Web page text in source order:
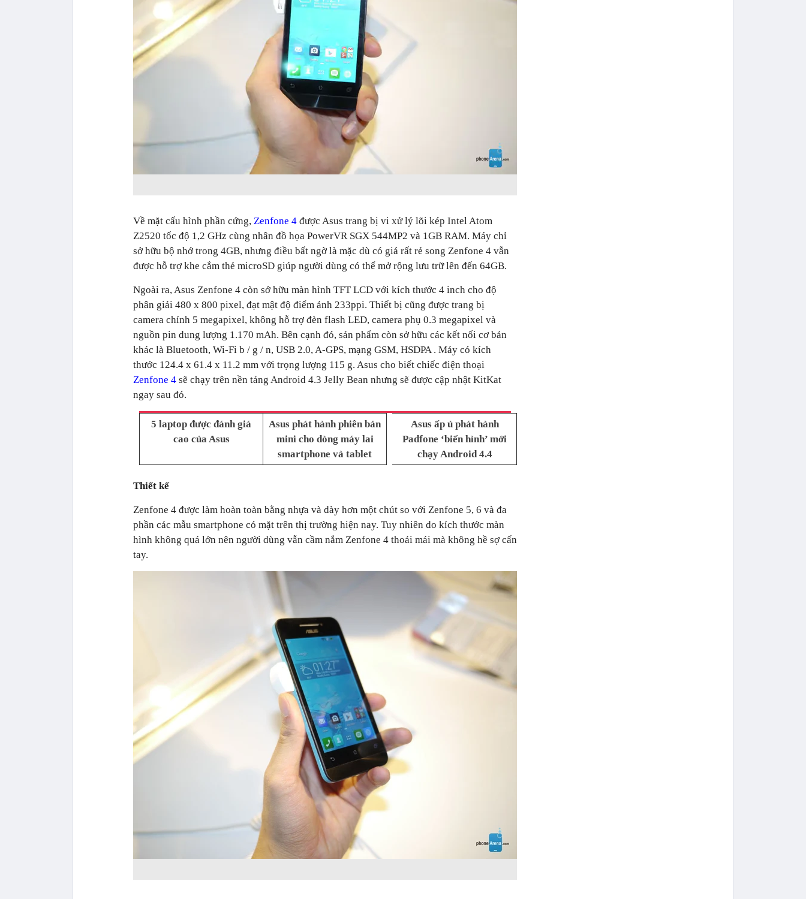
Về mặt cấu hình phần cứng, Zenfone 4 được Asus trang bị vi xử lý lõi kép Intel Atom
Z2520 tốc độ 1,2 GHz cùng nhân đồ họa PowerVR SGX 544MP2 và 1GB RAM. Máy chỉ
sở hữu bộ nhớ trong 4GB, nhưng điều bất ngờ là mặc dù có giá rất rẻ song Zenfone 4 vẫn
được hỗ trợ khe cắm thẻ microSD giúp người dùng có thể mở rộng lưu trữ lên đến 64GB.
Ngoài ra, Asus Zenfone 4 còn sở hữu màn hình TFT LCD với kích thước 4 inch cho độ
phân giải 480 x 800 pixel, đạt mật độ điểm ảnh 233ppi. Thiết bị cũng được trang bị
camera chính 5 megapixel, không hỗ trợ đèn flash LED, camera phụ 0.3 megapixel và
nguồn pin dung lượng 1.170 mAh. Bên cạnh đó, sản phẩm còn sở hữu các kết nối cơ bản
khác là Bluetooth, Wi-Fi b / g / n, USB 2.0, A-GPS, mạng GSM, HSDPA . Máy có kích
thước 124.4 x 61.4 x 11.2 mm với trọng lượng 115 g. Asus cho biết chiếc điện thoại
Zenfone 4 sẽ chạy trên nền tảng Android 4.3 Jelly Bean nhưng sẽ được cập nhật KitKat
ngay sau đó.
5 laptop được đánh giá
cao của Asus
Asus phát hành phiên bản
mini cho dòng máy lai
smartphone và tablet
Asus ấp ủ phát hành
Padfone ‘biến hình’ mới
chạy Android 4.4
Thiết kế
Zenfone 4 được làm hoàn toàn bằng nhựa và dày hơn một chút so với Zenfone 5, 6 và đa
phần các mẫu smartphone có mặt trên thị trường hiện nay. Tuy nhiên do kích thước màn
hình không quá lớn nên người dùng vẫn cầm nắm Zenfone 4 thoải mái mà không hề sợ cấn
tay.